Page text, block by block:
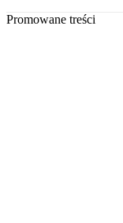
Promowane treści